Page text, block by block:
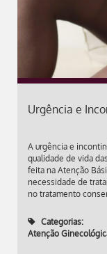
Urgência e
A urgência e
qualidade de vida
feita na Atenção
necessidade de
no tratamento
Categorias:
Atenção